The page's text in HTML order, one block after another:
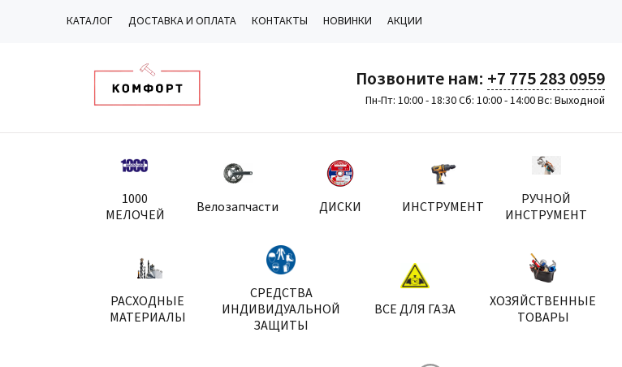
КАТАЛОГ ДОСТАВКА И ОПЛАТА КОНТАКТЫ НОВИНКИ АКЦИИ
Позвоните нам: +7 775 283 0959
Пн-Пт: 10:00 - 18:30 Сб: 10:00 - 14:00 Вс: Выходной
1000
МЕЛОЧЕЙ
Велозапчасти ДИСКИ ИНСТРУМЕНТ
РУЧНОЙ
ИНСТРУМЕНТ
РАСХОДНЫЕ
МАТЕРИАЛЫ
СРЕДСТВА
ИНДИВИДУАЛЬНОЙ
ЗАЩИТЫ
ВСЕ ДЛЯ ГАЗА
ХОЗЯЙСТВЕННЫЕ
ТОВАРЫ